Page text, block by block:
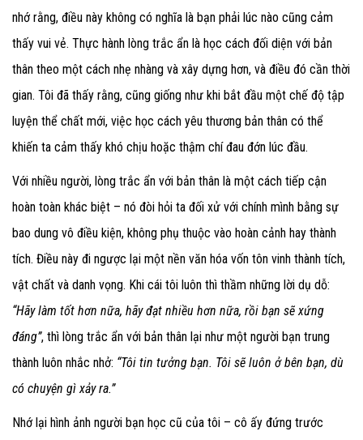
nhớ rằng, điều này không có nghĩa là bạn phải lúc nào cũng cảm
thấy vui vẻ. Thực hành lòng trắc ẩn là học cách đối diện với bản
thân theo một cách nhẹ nhàng và xây dựng hơn, và điều đó cần thời
gian. Tôi đã thấy rằng, cũng giống như khi bắt đầu một chế độ tập
luyện thể chất mới, việc học cách yêu thương bản thân có thể
khiến ta cảm thấy khó chịu hoặc thậm chí đau đớn lúc đầu.
Với nhiều người, lòng trắc ẩn với bản thân là một cách tiếp cận
hoàn toàn khác biệt – nó đòi hỏi ta đối xử với chính mình bằng sự
bao dung vô điều kiện, không phụ thuộc vào hoàn cảnh hay thành
tích. Điều này đi ngược lại một nền văn hóa vốn tôn vinh thành tích,
vật chất và danh vọng. Khi cái tôi luôn thì thầm những lời dụ dỗ:
“Hãy làm tốt hơn nữa, hãy đạt nhiều hơn nữa, rồi bạn sẽ xứng
đáng”, thì lòng trắc ẩn với bản thân lại như một người bạn trung
thành luôn nhắc nhở: “Tôi tin tưởng bạn. Tôi sẽ luôn ở bên bạn, dù
có chuyện gì xảy ra.”
Nhớ lại hình ảnh người bạn học cũ của tôi – cô ấy đứng trước